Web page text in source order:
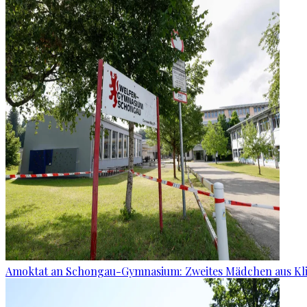
Amoktat an Schongau-Gymnasium: Zweites Mädchen aus